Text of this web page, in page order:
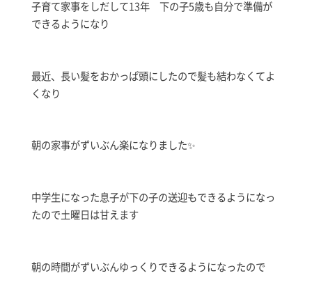
子育て家事をしだして13年 下の子5歳も自分で準備が
できるようになり
最近、長い髪をおかっぱ頭にしたので髪も結わなくてよ
くなり
朝の家事がずいぶん楽になりました✨
中学生になった息子が下の子の送迎もできるようになっ
たので土曜日は甘えます
朝の時間がずいぶんゆっくりできるようになったので